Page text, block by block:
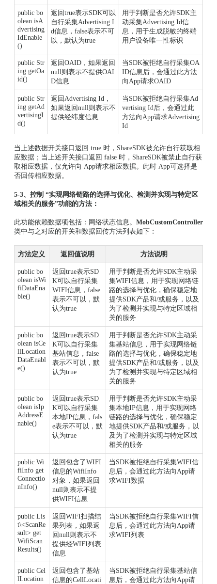
public bo
olean isA
dvertising
IdEnable
()
返回true表示SDK可以
自行采集Advertising I
d信息，false表示不可
以，默认为true
用于判断是否允许SDK主
动采集Advertising Id信
息，用于生成脱敏的终端
用户设备唯一性标识
public Str
ing getOa
id()
返回OAID，如果返回
null则表示不提供OAI
D信息
当SDK被拒绝自行采集OA
ID信息后，会通过此方法
向App请求OAID
public Str
ing getAd
vertisingI
d()
返回Advertising Id，
如果返回null则表示不
提供经纬度信息
当SDK被拒绝自行采集Ad
vertising Id后，会通过此
方法向App请求Advertising
Id
当上述数据开关接口返回 true 时，ShareSDK被允许自行获取相
应数据；当上述开关接口返回 false 时，ShareSDK被禁止自行获
取相应数据，仅允许向 App请求相应数据。此时 App可选择是
否回传相应数据。
5-3、控制 “实现网络链路的选择与优化、检测并实现与特定区
域相关的服务”功能的方法：
此功能依赖数据项包括：网络状态信息。 MobCustomController
类中与之对应的开关和数据回传方法列表如下：
方法定义 返回值说明 方法说明
public bo
olean isWi
fiDataEna
ble()
返回true表示SD
K可以自行采集
WIFI信息，false
表示不可以，默
认为true
用于判断是否允许SDK主动采
集WIFI信息，用于实现网络链
路的选择与优化，确保稳定地
提供SDK产品和/或服务，以及
为了检测并实现与特定区域相
关的服务
public bo
olean isCe
llLocation
DataEnabl
e()
返回true表示SD
K可以自行采集
基站信息，false
表示不可以，默
认为true
用于判断是否允许SDK主动采
集基站信息，用于实现网络链
路的选择与优化，确保稳定地
提供SDK产品和/或服务，以及
为了检测并实现与特定区域相
关的服务
public bo
olean isIp
AddressE
nable()
返回true表示SD
K可以自行采集
本地IP信息，fals
e表示不可以，默
认为true
用于判断是否允许SDK主动采
集本地IP信息，用于实现网络
链路的选择与优化，确保稳定
地提供SDK产品和/或服务，以
及为了检测并实现与特定区域
相关的服务
public Wi
fiInfo get
Connectio
nInfo()
返回包含了WIFI
信息的WifiInfo
对象，如果返回
null则表示不提
供WIFI信息
当SDK被拒绝自行采集WIFI信
息后，会通过此方法向App请
求WIFI数据
public Lis
t\<ScanRe
sult> get
WifiScan
Results()
返回WIFI扫描结
果列表，如果返
回null则表示不
提供经WIFI列表
信息
当SDK被拒绝自行采集WIFI信
息后，会通过此方法向App请
求WIFI列表
public Cel
lLocation
返回包含了基站
信息的CellLocati
当SDK被拒绝自行采集基站信
息后，会通过此方法向App请